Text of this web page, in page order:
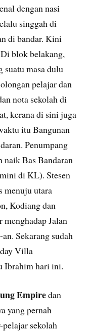
dengan nasi
singgah di
di bandar. Kini
blok belakang,
suatu masa dulu
pelajar dan
nota sekolah di
kerana di sini juga
itu Bangunan
Penumpang
naik Bas Bandaran
di KL). Stesen
menuju utara
Kodiang dan
Jalan
Sekarang sudah
Villa
Ibrahim hari ini.
Empiredan
yang pernah
sekolah